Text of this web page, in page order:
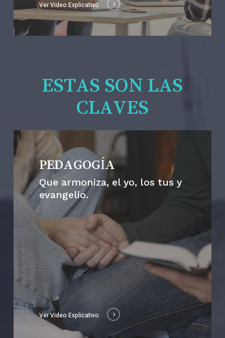
Ver Video Explicativo
ESTAS SON LAS
CLAVES
PEDAGOGÍA
Que armoniza, el yo, los tus y
evangelio.
Ver Video Explicativo